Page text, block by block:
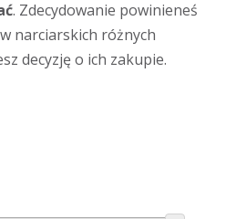
. Zdecydowanie powinieneś
narciarskich różnych
decyzję o ich zakupie.